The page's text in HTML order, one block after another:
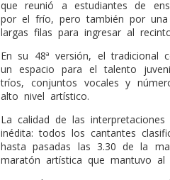
que reunió a estudiantes de
por el frío, pero también por
largas filas para ingresar al
En su 48ª versión, el tradicional
un espacio para el talento
tríos, conjuntos vocales y
alto nivel artístico.
La calidad de las
inédita: todos los cantantes
hasta pasadas las 3.30 de la
maratón artística que mantuvo al